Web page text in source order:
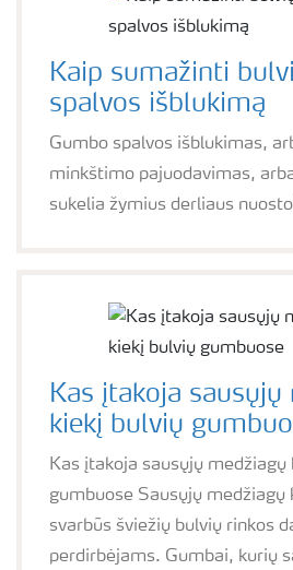
Kaip sumažinti
spalvos išblukimą
Gumbo spalvos išblukimas,
minkštimo pajuodavimas,
sukelia žymius derliaus
Kas įtakoja sausųjų
kiekį bulvių
Kas įtakoja sausųjų medžiagų
gumbuose Sausųjų medžiagų
svarbūs šviežių bulvių rinkos
perdirbėjams. Gumbai, kurių